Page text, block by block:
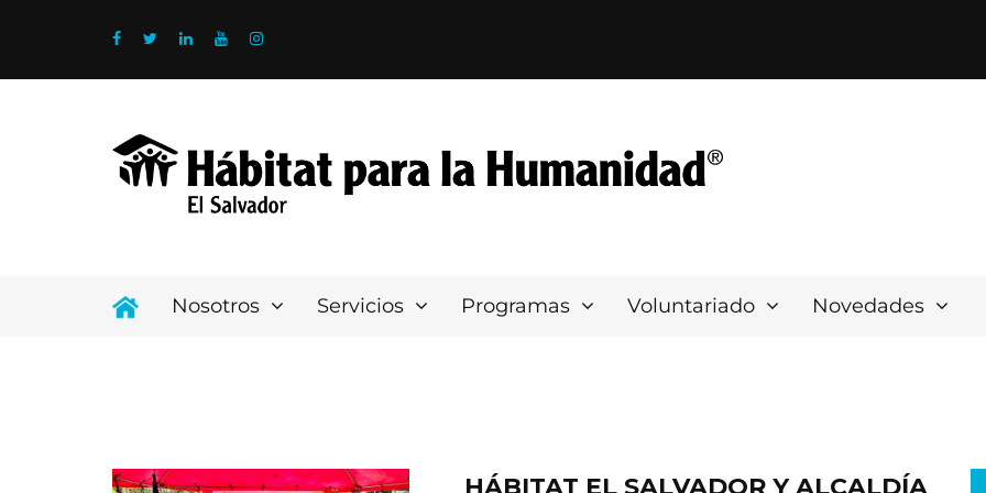
Nosotros Servicios Programas Voluntariado Novedades